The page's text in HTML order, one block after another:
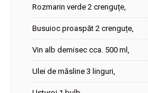
Rozmarin verde 2 crenguțe,
Busuioc proaspăt 2 crenguțe,
Vin alb demisec cca. 500 ml,
Ulei de măsline 3 linguri,